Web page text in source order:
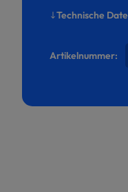
Technische
Artikelnummer: